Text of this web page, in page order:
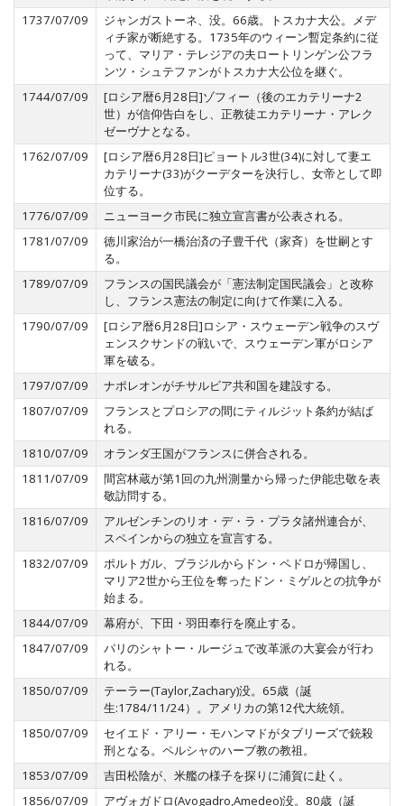
1737/07/09
ジャンガストーネ、没。66歳。トスカナ大公。メデ
ィチ家が断絶する。1735年のウィーン暫定条約に従
って、マリア・テレジアの夫ロートリンゲン公フラ
ンツ・シュテファンがトスカナ大公位を継ぐ。
1744/07/09
[ロシア暦6月28日]ゾフィー（後のエカテリーナ2
世）が信仰告白をし、正教徒エカテリーナ・アレク
ゼーヴナとなる。
1762/07/09
[ロシア暦6月28日]ピョートル3世(34)に対して妻エ
カテリーナ(33)がクーデターを決行し、女帝として即
位する。
1776/07/09
ニューヨーク市民に独立宣言書が公表される。
1781/07/09
徳川家治が一橋治済の子豊千代（家斉）を世嗣とす
る。
1789/07/09
フランスの国民議会が「憲法制定国民議会」と改称
し、フランス憲法の制定に向けて作業に入る。
1790/07/09
[ロシア暦6月28日]ロシア・スウェーデン戦争のスヴ
ェンスクサンドの戦いで、スウェーデン軍がロシア
軍を破る。
1797/07/09
ナポレオンがチサルビア共和国を建設する。
1807/07/09
フランスとプロシアの間にティルジット条約が結ば
れる。
1810/07/09
オランダ王国がフランスに併合される。
1811/07/09
間宮林蔵が第1回の九州測量から帰った伊能忠敬を表
敬訪問する。
1816/07/09
アルゼンチンのリオ・デ・ラ・プラタ諸州連合が、
スペインからの独立を宣言する。
1832/07/09
ポルトガル、ブラジルからドン・ペドロが帰国し、
マリア2世から王位を奪ったドン・ミゲルとの抗争が
始まる。
1844/07/09
幕府が、下田・羽田奉行を廃止する。
1847/07/09
パリのシャトー・ルージュで改革派の大宴会が行わ
れる。
1850/07/09
テーラー(Taylor,Zachary)没。65歳（誕
生:1784/11/24）。アメリカの第12代大統領。
1850/07/09
セイエド・アリー・モハンマドがタブリーズで銃殺
刑となる。ペルシャのハーブ教の教祖。
1853/07/09
吉田松陰が、米艦の様子を探りに浦賀に赴く。
1856/07/09
アヴォガドロ(Avogadro,Amedeo)没。80歳（誕